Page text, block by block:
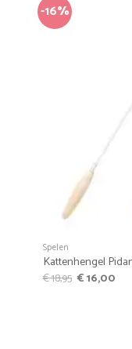
-16%
+
Spelen
Kattenhengel
€18,95 €16,00